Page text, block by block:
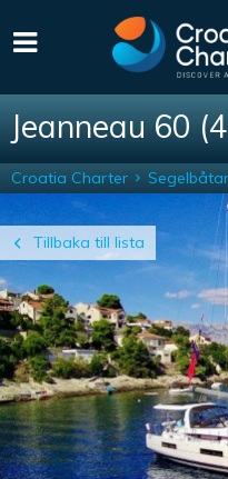
Jeanneau 60
Tillbaka till lista
Croatia Charter Segelbåtar